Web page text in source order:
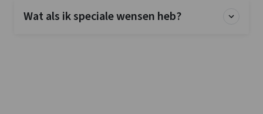
Wat als ik speciale wensen heb?